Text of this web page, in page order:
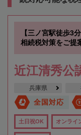
【三ノ宮駅徒歩3
相続税対策をご提
近江清秀公
兵庫県
全国対応
土日祝OK オンライ